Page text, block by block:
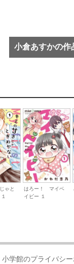
小倉あすかの作
ゃと
はろー！ マイベ
イビー １
小学館のプライバシ